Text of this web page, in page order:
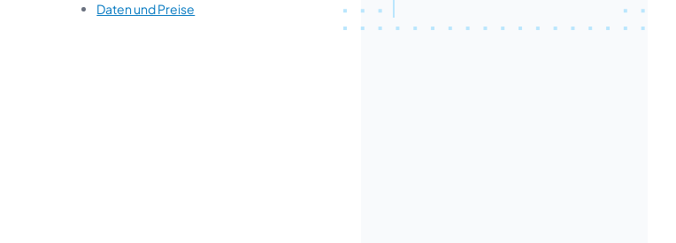
Daten und Preise